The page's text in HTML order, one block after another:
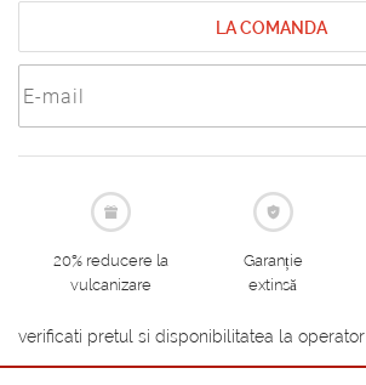
LA COMANDA
20% reducere la
vulcanizare
Garanție
extinsă
verificati pretul si disponibilitatea la operator